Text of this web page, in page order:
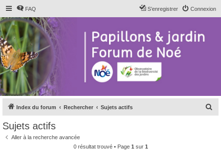
FAQ Connexion
S’enregistrer
Index du forum Rechercher Sujets actifs
Sujets actifs
Aller à la recherche avancée
0 résultat trouvé • Page 1 sur 1